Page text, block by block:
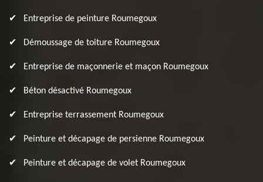
Entreprise de peinture Roumegoux
Démoussage de toiture Roumegoux
Entreprise de maçonnerie et maçon Roumegoux
Béton désactivé Roumegoux
Entreprise terrassement Roumegoux
Peinture et décapage de persienne Roumegoux
Peinture et décapage de volet Roumegoux